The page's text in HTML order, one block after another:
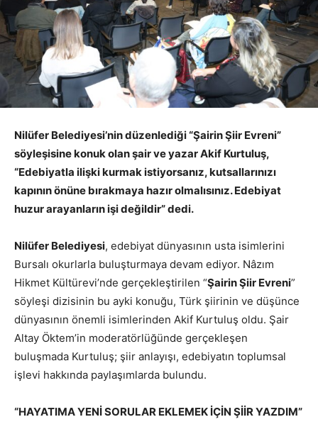
Nilüfer Belediyesi’nin düzenlediği “Şairin Şiir Evreni”
söyleşisine konuk olan şair ve yazar Akif Kurtuluş,
“Edebiyatla ilişki kurmak istiyorsanız, kutsallarınızı
kapının önüne bırakmaya hazır olmalısınız. Edebiyat
huzur arayanların işi değildir” dedi.
Nilüfer Belediyesi, edebiyat dünyasının usta isimlerini
Bursalı okurlarla buluşturmaya devam ediyor. Nâzım
Hikmet Kültürevi’nde gerçekleştirilen “Şairin Şiir Evreni”
söyleşi dizisinin bu ayki konuğu, Türk şiirinin ve düşünce
dünyasının önemli isimlerinden Akif Kurtuluş oldu. Şair
Altay Öktem’in moderatörlüğünde gerçekleşen
buluşmada Kurtuluş; şiir anlayışı, edebiyatın toplumsal
işlevi hakkında paylaşımlarda bulundu.
“HAYATIMA YENİ SORULAR EKLEMEK İÇİN ŞİİR YAZDIM”